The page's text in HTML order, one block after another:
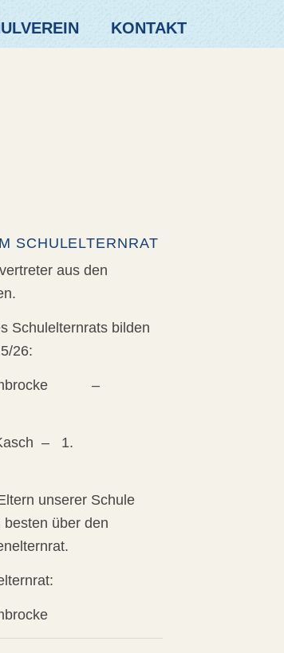
KONTAKT
SCHULELTERNRAT
aus den
Schulelternrats bilden
26:
–
– 1.
unserer Schule
über den